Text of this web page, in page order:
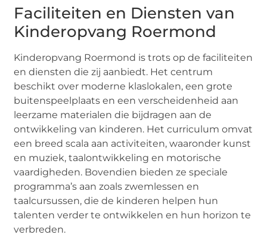
Faciliteiten en Diensten van
Kinderopvang Roermond
Kinderopvang Roermond is trots op de faciliteiten
en diensten die zij aanbiedt. Het centrum
beschikt over moderne klaslokalen, een grote
buitenspeelplaats en een verscheidenheid aan
leerzame materialen die bijdragen aan de
ontwikkeling van kinderen. Het curriculum omvat
een breed scala aan activiteiten, waaronder kunst
en muziek, taalontwikkeling en motorische
vaardigheden. Bovendien bieden ze speciale
programma’s aan zoals zwemlessen en
taalcursussen, die de kinderen helpen hun
talenten verder te ontwikkelen en hun horizon te
verbreden.